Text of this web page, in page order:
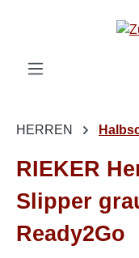
Zum Hauptinhalt
HERREN
RIEKER
Slipper
Ready2Go